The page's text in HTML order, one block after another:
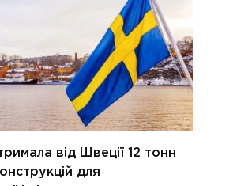
від Швеції 12 тонн
для